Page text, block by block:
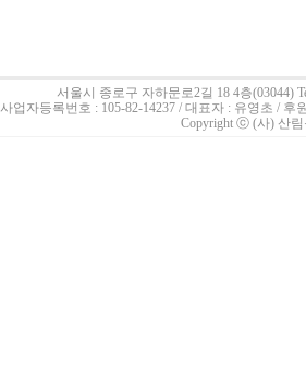
서울시 종로구 자하문로2길 18 4층(03044)
사업자등록번호 : 105-82-14237 / 대표자 : 유영초 /
Copyright ⓒ (사) 산림